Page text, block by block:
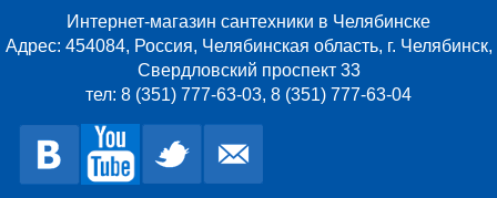
Интернет-магазин сантехники в Челябинске
Адрес: 454084, Россия, Челябинская область, г. Челябинск,
Свердловский проспект 33
тел: 8 (351) 777-63-03, 8 (351) 777-63-04